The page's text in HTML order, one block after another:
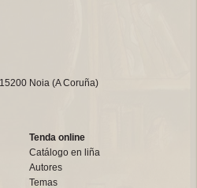
Noia (A Coruña)
Tenda online
Catálogo en liña
Autores
Temas